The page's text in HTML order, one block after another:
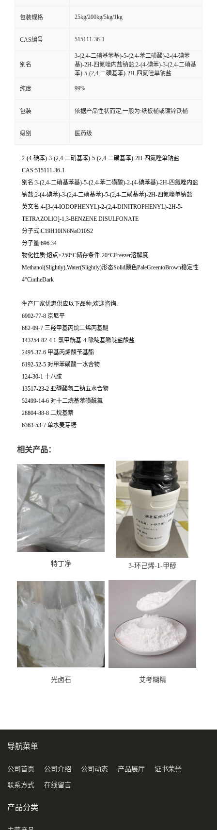
包装规格 25kg/200kg/5kg/1kg
CAS编号 515111-36-1
别名
3-(2,4-二硝基苯基)-5-(2,4-苯二磺酸)-2-(4-碘苯
基)-2H-四氮唑内盐钠盐;2-(4-碘苯)-3-(2,4-二硝基
苯)-5-(2,4-二磺基苯)-2H-四氮唑单钠盐
纯度 99%
包装 依据产品性状而定,一般为:纸板桶或镀锌铁桶
级别 医药级
2-(4-碘苯)-3-(2,4-二硝基苯)-5-(2,4-二磺基苯)-2H-四氮唑单钠盐
CAS:515111-36-1
别名:3-(2,4-二硝基苯基)-5-(2,4-苯二磺酸)-2-(4-碘苯基)-2H-四氮唑内盐
钠盐;2-(4-碘苯)-3-(2,4-二硝基苯)-5-(2,4-二磺基苯)-2H-四氮唑单钠盐
英文名:4-[3-(4-IODOPHENYL)-2-(2,4-DINITROPHENYL)-2H-5-
TETRAZOLIO]-1,3-BENZENE DISULFONATE
分子式:C19H10IN6NaO10S2
分子量:696.34
物化性质:熔点>250°C储存条件-20°CFreezer溶解度
Methanol(Slightly),Water(Slightly)形态Solid颜色PaleGreentoBrown稳定性
4°CintheDark
生产厂家优惠供应以下品种,欢迎咨询:
6902-77-8 京尼平
682-09-7 三羟甲基丙烷二烯丙基醚
143254-82-4 1-氯甲酰基-4-哌啶基哌啶盐酸盐
2495-37-6 甲基丙烯酸苄基酯
6192-52-5 对甲苯磺酸一水合物
124-30-1 十八胺
13517-23-2 亚磷酸氢二钠五水合物
52499-14-6 对十二烷基苯磺酰氯
28804-88-8 二烷基萘
6363-53-7 单水麦芽糖
相关产品：
特丁净 3-环己烯-1-甲醇
光卤石 艾考糊精
导航菜单
公司首页 公司介绍 公司动态 产品展厅 证书荣誉
联系方式 在线留言
产品分类